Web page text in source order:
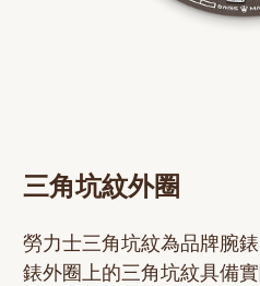
三角坑紋外圈
勞力士三角坑紋為品牌腕
錶外圈上的三角坑紋具備